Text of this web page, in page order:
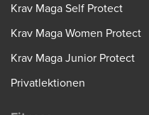
Krav Maga Self Protect
Krav Maga Women Protect
Krav Maga Junior Protect
Privatlektionen